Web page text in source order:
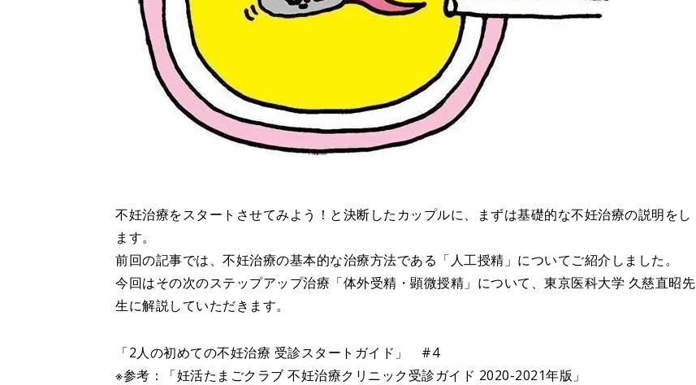
不妊治療をスタートさせてみよう！と決断したカップルに、まずは基礎的な不妊治療の説明をし
ます。
前回の記事では、不妊治療の基本的な治療方法である「人工授精」についてご紹介しました。
今回はその次のステップアップ治療「体外受精・顕微授精」について、東京医科大学 久慈直昭先
生に解説していただきます。
「2人の初めての不妊治療 受診スタートガイド」 #4
※参考：「妊活たまごクラブ 不妊治療クリニック受診ガイド 2020-2021年版」